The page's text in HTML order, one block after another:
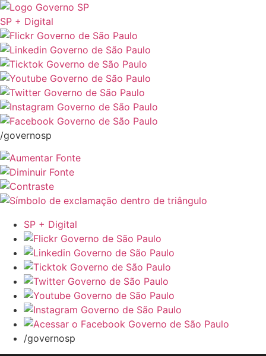
SP + Digital
/governosp
SP + Digital
/governosp